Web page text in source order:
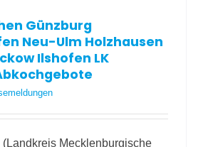
Günzburg
Neu-Ulm Holzhausen
Ilshofen LK
(Landkreis Mecklenburgische